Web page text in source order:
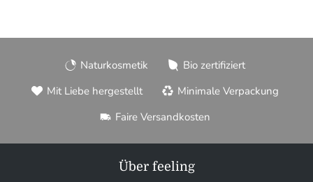
Naturkosmetik
Bio zertifiziert
Mit Liebe hergestellt
Minimale Verpackung
Faire Versandkosten
Über feeling